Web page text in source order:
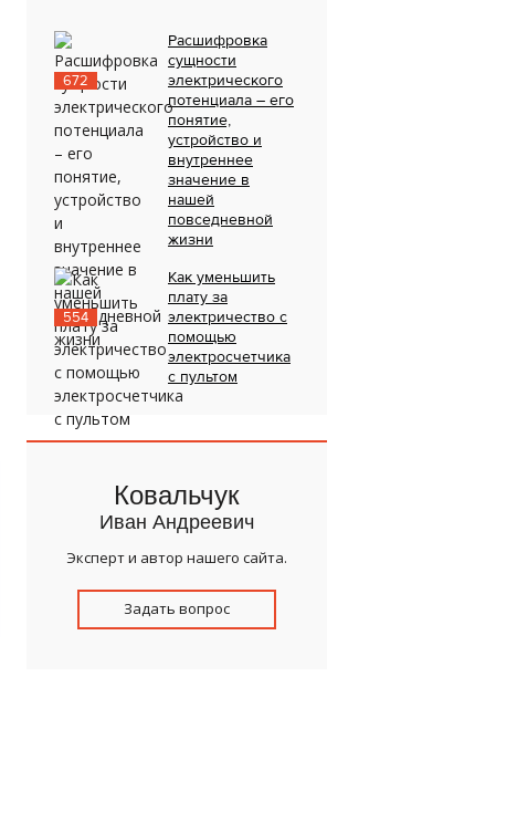
672
Расшифровка
сущности
электрического
потенциала – его
понятие,
устройство и
внутреннее
значение в
нашей
повседневной
жизни
554
Как уменьшить
плату за
электричество с
помощью
электросчетчика
с пультом
Ковальчук
Иван Андреевич
Эксперт и автор нашего сайта.
Задать вопрос